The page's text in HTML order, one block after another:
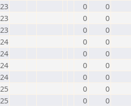
0
0
0
0
0
0
0
0
0
0
0
0
0
0
0
0
0
0